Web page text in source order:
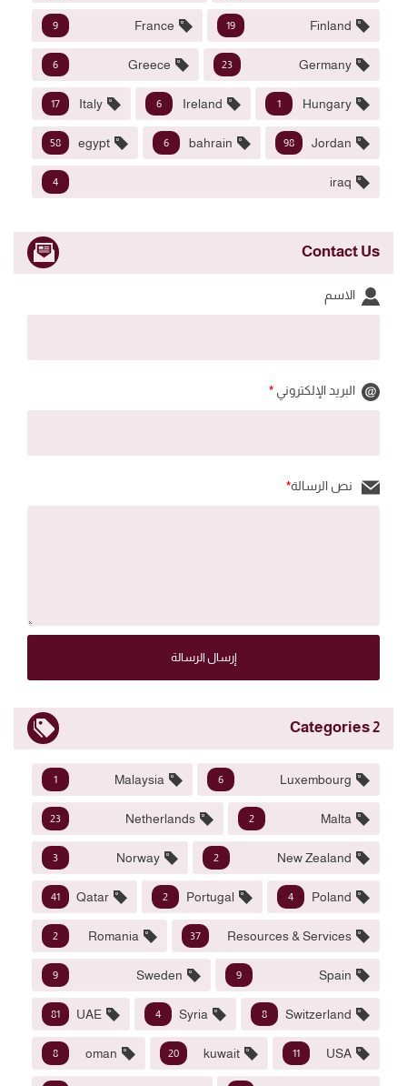
Finland
19
France
9
Germany
23
Greece
6
Hungary
1
Ireland
6
Italy
17
Jordan
98
bahrain
6
egypt
58
iraq
4
Contact Us
الاسم
البريد الإلكتروني *
نص الرسالة*
إرسال الرسالة
2 Categories
Luxembourg
6
Malaysia
1
Malta
2
Netherlands
23
New Zealand
2
Norway
3
Poland
4
Portugal
2
Qatar
41
Resources & Services
37
Romania
2
Spain
9
Sweden
9
Switzerland
8
Syria
4
UAE
81
USA
11
kuwait
20
oman
8